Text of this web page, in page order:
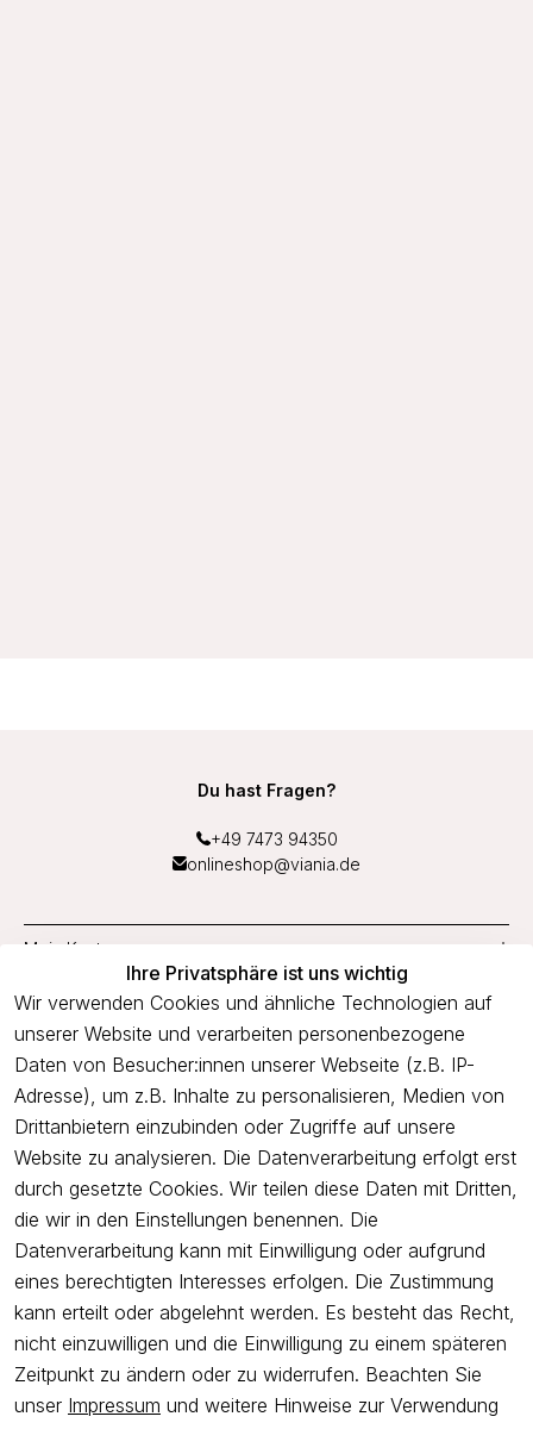
Ihre Privatsphäre ist uns wichtig
Wir verwenden Cookies und ähnliche Technologien auf
unserer Website und verarbeiten personenbezogene
Daten von Besucher:innen unserer Webseite (z.B. IP-
Adresse), um z.B. Inhalte zu personalisieren, Medien von
Drittanbietern einzubinden oder Zugriffe auf unsere
Website zu analysieren. Die Datenverarbeitung erfolgt erst
durch gesetzte Cookies. Wir teilen diese Daten mit Dritten,
die wir in den Einstellungen benennen. Die
Datenverarbeitung kann mit Einwilligung oder aufgrund
eines berechtigten Interesses erfolgen. Die Zustimmung
kann erteilt oder abgelehnt werden. Es besteht das Recht,
nicht einzuwilligen und die Einwilligung zu einem späteren
Zeitpunkt zu ändern oder zu widerrufen. Beachten Sie
unser Impressum und weitere Hinweise zur Verwendung
Du hast Fragen?
+49 7473 94350
onlineshop@viania.de
Mein Konto
Service
Unternehmen
Newsletter
Freue dich über 5€ Rabatt bei deiner nächsten Bestellung und
profitiere von Angeboten.
Newsletter abonnieren
Ich bestätige hiermit, dass ich die Datenschutzerklärung
gelesen
habe. Ich kann meine Einwilligung jederzeit widerrufen.